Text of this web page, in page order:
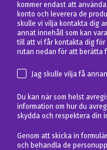
kommer endast att
konto och leverera de
skulle vi vilja kontakta dig
annat innehåll som kan
till att vi får kontakta dig för
rutan nedan för att berätta
Jag skulle vilja få
Du kan när som helst
information om hur du
skydda och respektera din
Genom att skicka in
och behandla de